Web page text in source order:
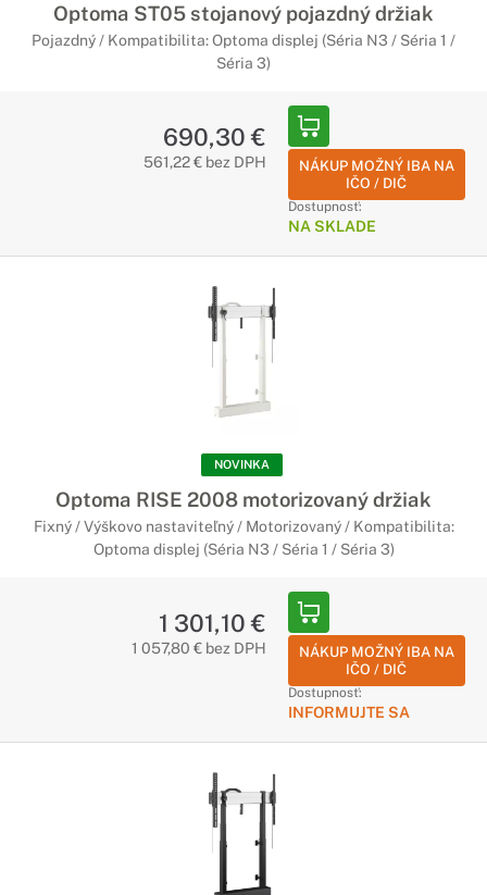
Optoma ST05 stojanový pojazdný držiak
Pojazdný / Kompatibilita: Optoma displej (Séria N3 / Séria 1 /
Séria 3)
690,30 €
561,22 € bez DPH
NÁKUP MOŽNÝ IBA NA
IČO / DIČ
Dostupnosť:
NA SKLADE
NOVINKA
Optoma RISE 2008 motorizovaný držiak
Fixný / Výškovo nastaviteľný / Motorizovaný / Kompatibilita:
Optoma displej (Séria N3 / Séria 1 / Séria 3)
1 301,10 €
1 057,80 € bez DPH
NÁKUP MOŽNÝ IBA NA
IČO / DIČ
Dostupnosť:
INFORMUJTE SA